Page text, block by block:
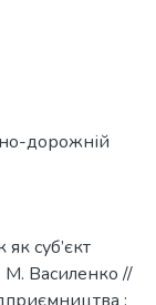
дорожній
суб’єкт
М. Василенко //